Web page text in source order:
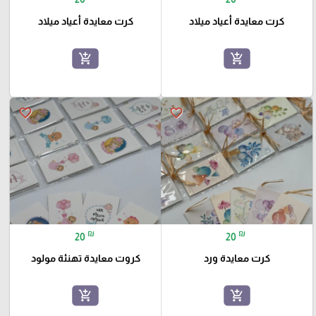
كرت معايدة أعياد ميلاد
add_shopping_cart
كرت معايدة أعياد ميلاد
add_shopping_cart
favorite_border
20 ₪
كرت معايدة ورد
add_shopping_cart
favorite_border
20 ₪
كروت معايدة تهنئة مولود
add_shopping_cart